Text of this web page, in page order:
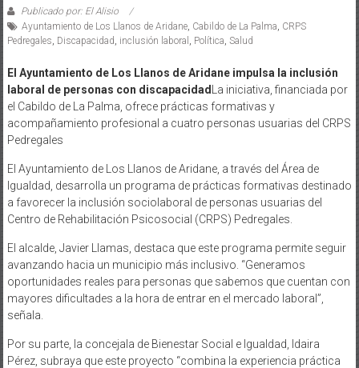
Publicado por: El Alisio
Ayuntamiento de Los Llanos de Aridane, Cabildo de La Palma CRPS
Pedregales Discapacidad inclusión laboral Política Salud
El Ayuntamiento de Los Llanos de Aridane impulsa la inclusión
laboral de personas con discapacidad
La iniciativa, financiada por
el Cabildo de La Palma, ofrece prácticas formativas y
acompañamiento profesional a cuatro personas usuarias del CRPS
Pedregales
El Ayuntamiento de Los Llanos de Aridane, a través del Área de
Igualdad, desarrolla un programa de prácticas formativas destinado
a favorecer la inclusión sociolaboral de personas usuarias del
Centro de Rehabilitación Psicosocial (CRPS) Pedregales.
El alcalde, Javier Llamas, destaca que este programa permite seguir
avanzando hacia un municipio más inclusivo. “Generamos
oportunidades reales para personas que sabemos que cuentan con
mayores dificultades a la hora de entrar en el mercado laboral”,
señala.
Por su parte, la concejala de Bienestar Social e Igualdad, Idaira
Pérez, subraya que este proyecto “combina la experiencia práctica